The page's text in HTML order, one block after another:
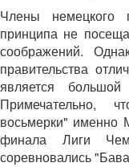
Члены немецкого
принципа не
соображений.
правительства
является
Примечательно,
восьмерки" именно
финала Лиги
соревновались